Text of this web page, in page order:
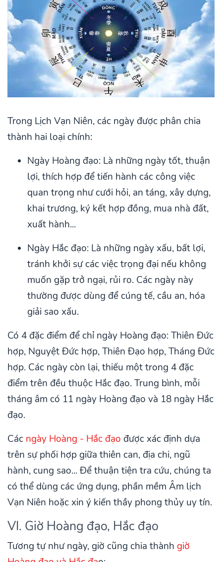
Trong Lịch Vạn Niên, các ngày được phân chia
thành hai loại chính:
Ngày Hoàng đạo: Là những ngày tốt, thuận
lợi, thích hợp để tiến hành các công việc
quan trọng như cưới hỏi, an táng, xây dựng,
khai trương, ký kết hợp đồng, mua nhà đất,
xuất hành...
Ngày Hắc đạo: Là những ngày xấu, bất lợi,
tránh khởi sự các việc trọng đại nếu không
muốn gặp trở ngại, rủi ro. Các ngày này
thường được dùng để cúng tế, cầu an, hóa
giải sao xấu.
Có 4 đặc điểm để chỉ ngày Hoàng đạo: Thiên Đức
hợp, Nguyệt Đức hợp, Thiên Đạo hợp, Tháng Đức
hợp. Các ngày còn lại, thiếu một trong 4 đặc
điểm trên đều thuộc Hắc đạo. Trung bình, mỗi
tháng âm có 11 ngày Hoàng đạo và 18 ngày Hắc
đạo.
Các ngày Hoàng - Hắc đạo được xác định dựa
trên sự phối hợp giữa thiên can, địa chi, ngũ
hành, cung sao... Để thuận tiện tra cứu, chúng ta
có thể dùng các ứng dụng, phần mềm Âm lịch
Vạn Niên hoặc xin ý kiến thầy phong thủy uy tín.
VI. Giờ Hoàng đạo, Hắc đạo
Tương tự như ngày, giờ cũng chia thành giờ